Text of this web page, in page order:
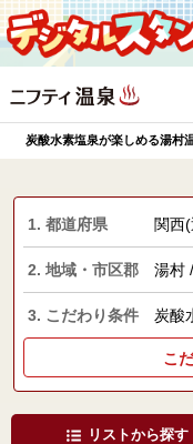
炭酸水素塩泉が楽しめる湯村
1. 都道府県 関西
2. 地域・市区郡 湯村
3. こだわり条件 炭酸
こ
リストから探す